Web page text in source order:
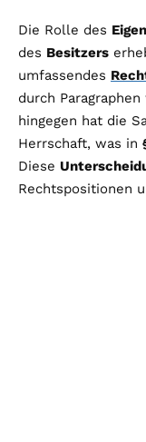
Die Rolle des
des Besitzers
umfassendes
durch
hingegen hat die
Herrschaft, was in
Diese
Rechtspositionen